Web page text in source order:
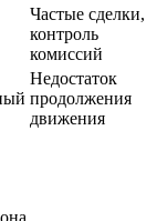
Частые сделки,
контроль
комиссий
Недостаток
продолжения
движения